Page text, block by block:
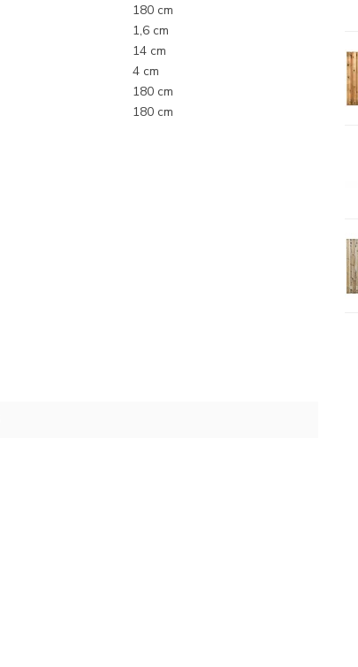
180 cm
1,6 cm
14 cm
4 cm
180 cm
180 cm